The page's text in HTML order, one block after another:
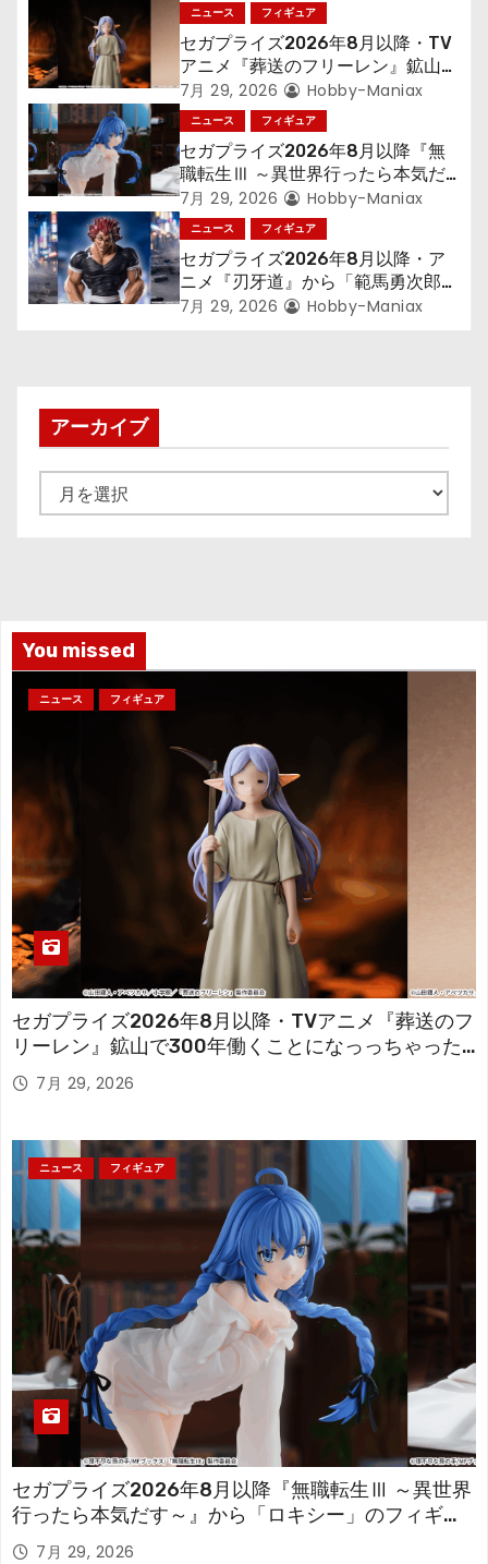
シ
ョ
ン
ニュース フィギュア
セガプライズ2026年8月以降・TV
アニメ『葬送のフリーレン』鉱山で
300年働くことになっっちゃった
「フリーレン」を立体化！
7月 29, 2026 Hobby-Maniax
ニュース フィギュア
セガプライズ2026年8月以降『無
職転生Ⅲ ～異世界行ったら本気だ
す～』から「ロキシー」のフィギュ
アが登場！
7月 29, 2026 Hobby-Maniax
ニュース フィギュア
セガプライズ2026年8月以降・ア
ニメ『刃牙道』から「範馬勇次郎」
が登場ッッ!!
7月 29, 2026 Hobby-Maniax
アーカイブ
ー
You missed
ニュース フィギュア
セガプライズ2026年8月以降・TVアニメ『葬送のフ
リーレン』鉱山で300年働くことになっっちゃった
「フリーレン」を立体化！
7月 29, 2026
ニュース フィギュア
セガプライズ2026年8月以降『無職転生Ⅲ ～異世界
行ったら本気だす～』から「ロキシー」のフィギュ
アが登場！
7月 29, 2026